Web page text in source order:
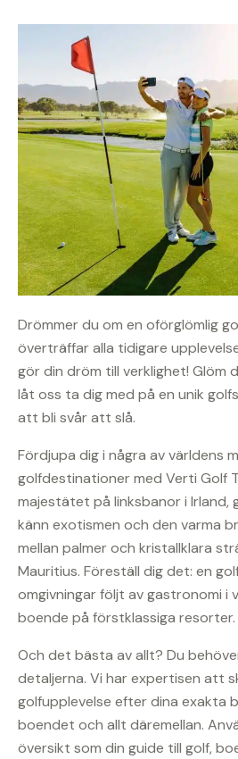
Drömmer du om en oförglömlig
överträffar alla tidigare
gör din dröm till verklighet! Glöm
låt oss ta dig med på en unik
att bli svår att slå.
Fördjupa dig i några av världens
golfdestinationer med Verti Golf
majestätet på linksbanor i Irland,
känn exotismen och den varma
mellan palmer och kristallklara
Mauritius. Föreställ dig det: en
omgivningar följt av gastronomi i
boende på förstklassiga resorter.
Och det bästa av allt? Du
detaljerna. Vi har expertisen att
golfupplevelse efter dina exakta
boendet och allt däremellan.
översikt som din guide till golf,